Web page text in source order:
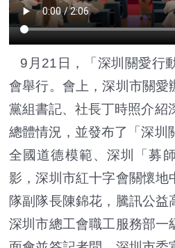
9月21日，「深圳關愛行
會舉行。會上，深圳市關愛
黨組書記、社長丁時照介紹
總體情況，並發布了「深圳
全國道德模範、深圳「募
影，深圳市紅十字會關懷地
隊副隊長陳錦花，騰訊公益
深圳市總工會職工服務部一